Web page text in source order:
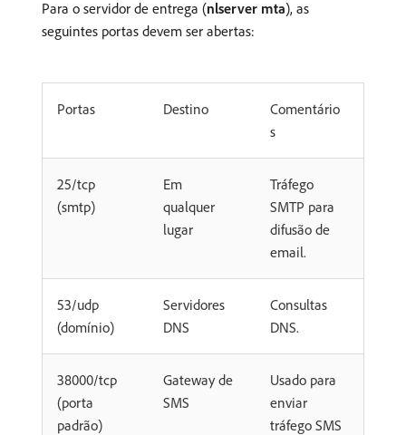
Para o servidor de entrega (nlserver mta), as
seguintes portas devem ser abertas:
Portas Destino
Comentário
s
25/tcp
(smtp)
Em
qualquer
lugar
Tráfego
SMTP para
difusão de
email.
53/udp
(domínio)
Servidores
DNS
Consultas
DNS.
38000/tcp
(porta
padrão)
Gateway de
SMS
Usado para
enviar
tráfego SMS